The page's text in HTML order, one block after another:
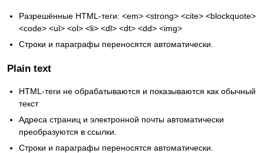
Разрешённые HTML-теги: <em> <strong> <cite> <blockquote>
<code> <ul> <ol> <li> <dl> <dt> <dd> <img>
Строки и параграфы переносятся автоматически.
Plain text
HTML-теги не обрабатываются и показываются как обычный
текст
Адреса страниц и электронной почты автоматически
преобразуются в ссылки.
Строки и параграфы переносятся автоматически.